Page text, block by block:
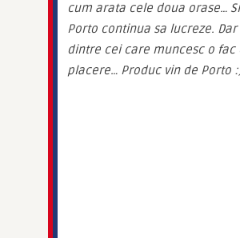
cum arata cele doua orase…
Porto continua sa lucreze.
dintre cei care muncesc o fac
placere… Produc vin de Porto